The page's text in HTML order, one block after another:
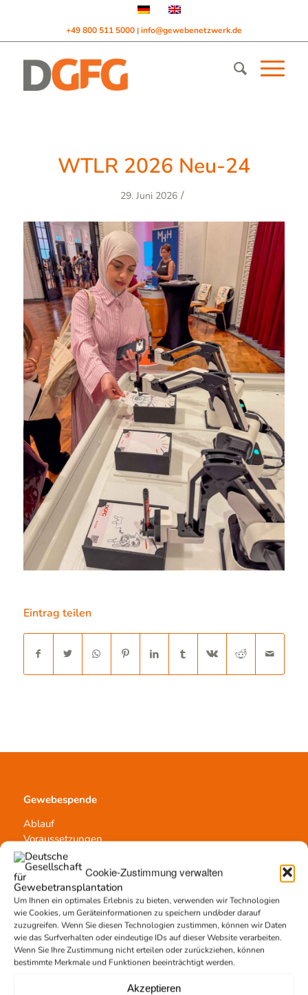
Cookie-Zustimmung verwalten
Um Ihnen ein optimales Erlebnis zu bieten, verwenden wir Technologien
wie Cookies, um Geräteinformationen zu speichern und/oder darauf
zuzugreifen. Wenn Sie diesen Technologien zustimmen, können wir Daten
wie das Surfverhalten oder eindeutige IDs auf dieser Website verarbeiten.
Wenn Sie Ihre Zustimmung nicht erteilen oder zurückziehen, können
bestimmte Merkmale und Funktionen beeinträchtigt werden.
Akzeptieren
+49 800 511 5000 | info@gewebenetzwerk.de
WTLR 2026 Neu-24
29. Juni 2026 /
Eintrag teilen
Gewebespende
Ablauf
Voraussetzungen
Informationsmaterial
Kontakt
Team Hannover
Spendestandorte
Vermittlungsstelle